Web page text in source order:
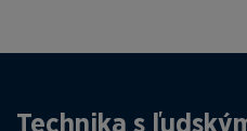
Technika s